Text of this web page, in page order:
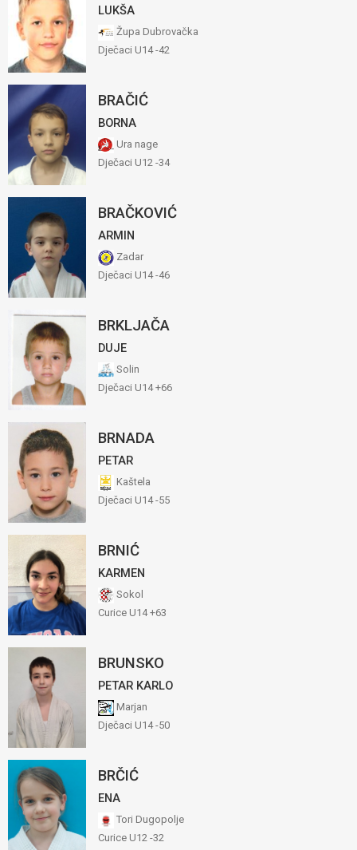
LUKŠA
Župa Dubrovačka
Dječaci U14 -42
BRAČIĆ
BORNA
Ura nage
Dječaci U12 -34
BRAČKOVIĆ
ARMIN
Zadar
Dječaci U14 -46
BRKLJAČA
DUJE
Solin
Dječaci U14 +66
BRNADA
PETAR
Kaštela
Dječaci U14 -55
BRNIĆ
KARMEN
Sokol
Curice U14 +63
BRUNSKO
PETAR KARLO
Marjan
Dječaci U14 -50
BRČIĆ
ENA
Tori Dugopolje
Curice U12 -32